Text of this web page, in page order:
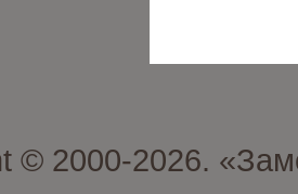
© 2000-2026.